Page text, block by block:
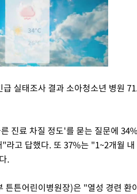
실태조사 결과 소아청소년 병원
진료 차질 정도'를 묻는 질문에
라고 답했다. 또 37%는 "1~2개월
.
튼어린이병원장)은 "열성 경련 환